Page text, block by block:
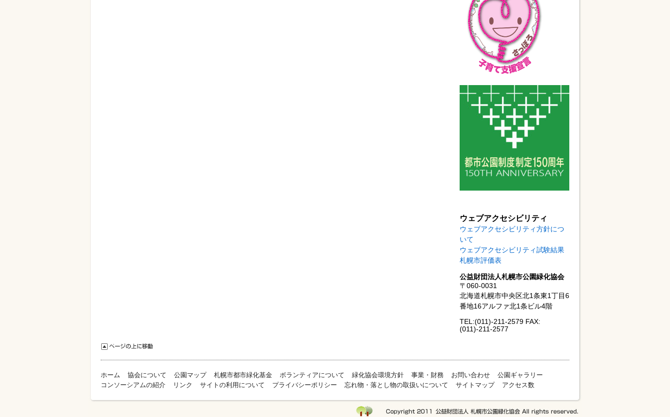
ウェブアクセシビリティ
ウェブアクセシビリティ方針につ
いて
ウェブアクセシビリティ試験結果
札幌市評価表
公益財団法人札幌市公園緑化協会
〒060-0031
北海道札幌市中央区北1条東1丁目6
番地16アルファ北1条ビル4階
TEL:(011)-211-2579 FAX:
(011)-211-2577
ホーム 協会について 公園マップ 札幌市都市緑化基金 ボランティアについて 緑化協会環境方針 事業・財務 お問い合わせ
公園ギャラリー
コンソーシアムの紹介
リンク サイトの利用について プライバシーポリシー 忘れ物・落とし物の取扱いについて サイトマップ アクセス数